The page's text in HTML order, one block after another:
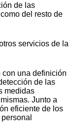
de las
del resto de
servicios de la
con una definición
de las
medidas
Junto a
eficiente de los